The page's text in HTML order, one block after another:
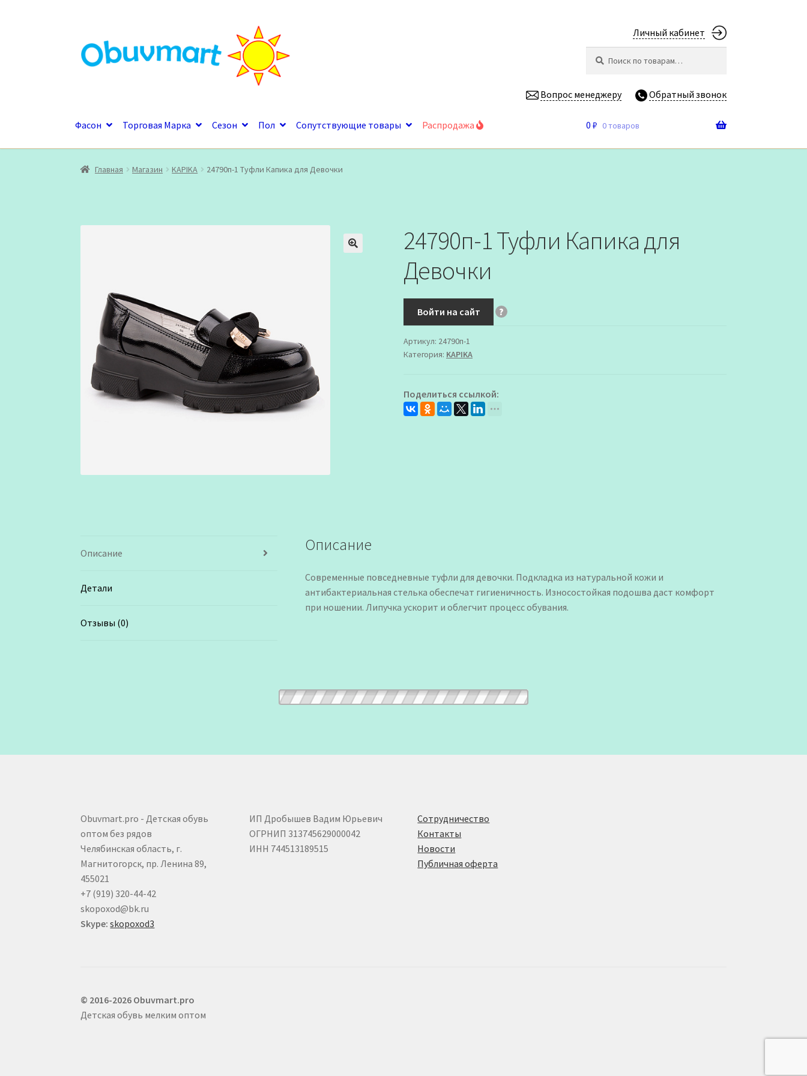
к
навигации
к
содержимому
Личный кабинет
Вопрос менеджеру Обратный звонок
Фасон Торговая Марка Сезон Пол Сопутствующие товары Распродажа 0 ₽ 0 товаров
Главная Магазин KAPIKA 24790п-1 Туфли Капика для Девочки
24790п-1 Туфли Капика для
Девочки
Войти на сайт ?
Артикул: 24790п-1
Категория: KAPIKA
Поделиться ссылкой:
Описание
Детали
Отзывы (0)
Описание
Современные повседневные туфли для девочки. Подкладка из натуральной кожи и
антибактериальная стелька обеспечат гигиеничность. Износостойкая подошва даст комфорт
при ношении. Липучка ускорит и облегчит процесс обувания.
Obuvmart.pro - Детская обувь
оптом без рядов
Челябинская область, г.
Магнитогорск, пр. Ленина 89,
455021
+7 (919) 320-44-42
skopoxod@bk.ru
Skype: skopoxod3
ИП Дробышев Вадим Юрьевич
ОГРНИП 313745629000042
ИНН 744513189515
Сотрудничество
Контакты
Новости
Публичная оферта
© 2016-2026 Obuvmart.pro
Детская обувь мелким оптом